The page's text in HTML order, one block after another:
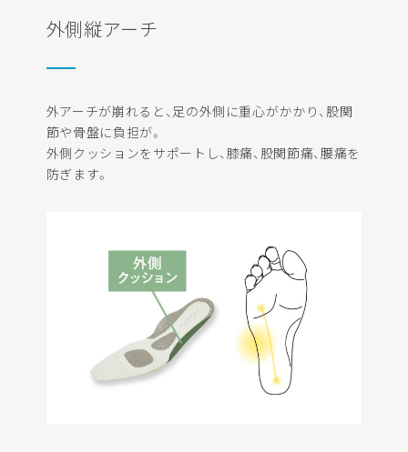
外側縦アーチ
外アーチが崩れると、足の外側に重心がかかり、股関
節や骨盤に負担が。
外側クッションをサポートし、膝痛、股関節痛、腰痛を
防ぎます。